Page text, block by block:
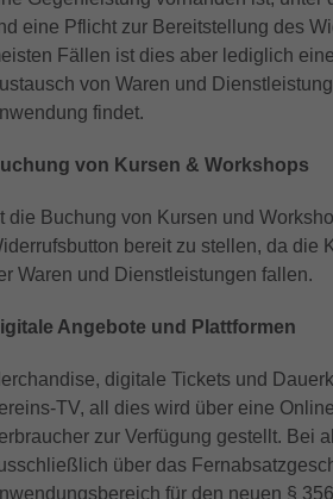
eine Pflicht zur Bereitstellung des
Fällen ist dies aber lediglich
von Waren und
findet.
von Kursen & Workshops
die Buchung von Kursen und
bereit zu stellen, da die
Waren und Dienstleistungen fallen.
Angebote und Plattformen
digitale Tickets und
TV, all dies wird über eine
zur Verfügung gestellt. Bei
über das
für den neuen §
Laufzeit 1 Minute
Zweck
Musterelement auf
enthält, auf das es
Variation des _gat-
verwendet wird, um
Websites mit
aufgezeichnete